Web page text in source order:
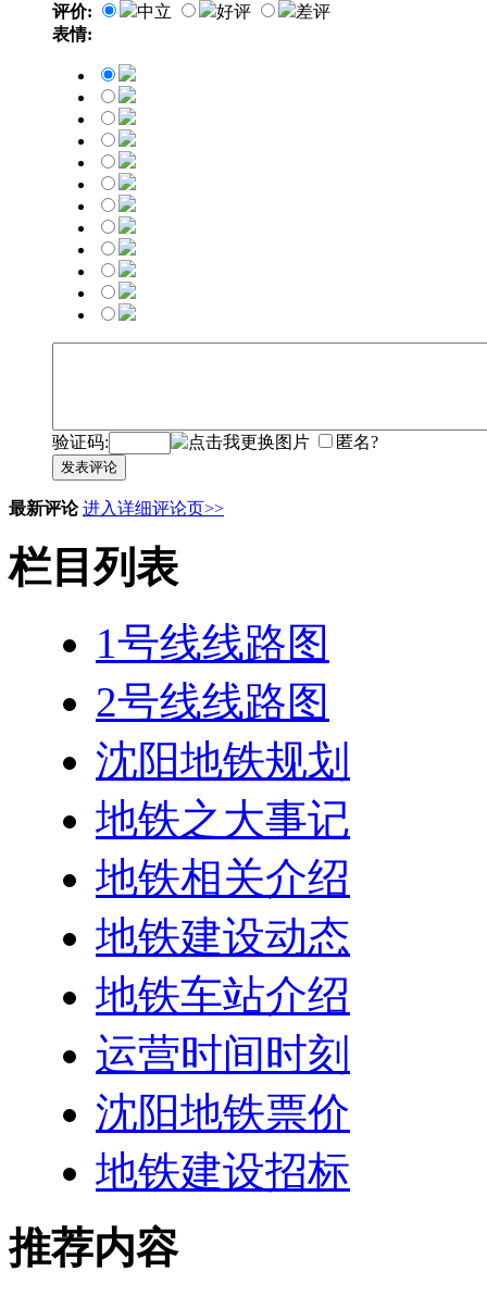
评价: 中立 好评
差评
表情:
验证码: 匿名?
发表评论
最新评论 进入详细评论页>>
栏目列表
1号线线路图
2号线线路图
沈阳地铁规划
地铁之大事记
地铁相关介绍
地铁建设动态
地铁车站介绍
运营时间时刻
沈阳地铁票价
地铁建设招标
推荐内容